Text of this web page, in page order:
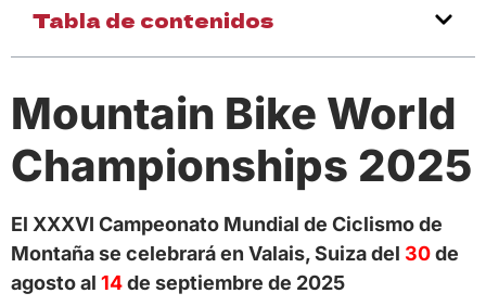
Tabla de contenidos
Mountain Bike World
Championships 2025
El XXXVI Campeonato Mundial de Ciclismo de
Montaña se celebrará en Valais, Suiza del 30de
agosto al 14de septiembre de 2025